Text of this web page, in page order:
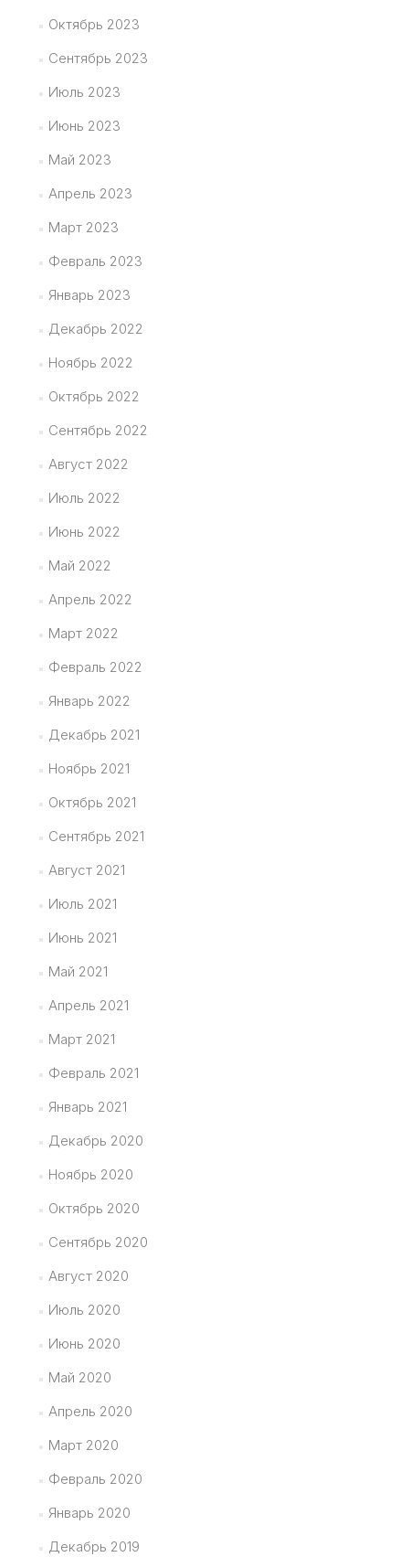
Октябрь 2023
Сентябрь 2023
Июль 2023
Июнь 2023
Май 2023
Апрель 2023
Март 2023
Февраль 2023
Январь 2023
Декабрь 2022
Ноябрь 2022
Октябрь 2022
Сентябрь 2022
Август 2022
Июль 2022
Июнь 2022
Май 2022
Апрель 2022
Март 2022
Февраль 2022
Январь 2022
Декабрь 2021
Ноябрь 2021
Октябрь 2021
Сентябрь 2021
Август 2021
Июль 2021
Июнь 2021
Май 2021
Апрель 2021
Март 2021
Февраль 2021
Январь 2021
Декабрь 2020
Ноябрь 2020
Октябрь 2020
Сентябрь 2020
Август 2020
Июль 2020
Июнь 2020
Май 2020
Апрель 2020
Март 2020
Февраль 2020
Январь 2020
Декабрь 2019